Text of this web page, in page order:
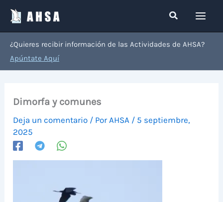
contenido
Buscar
¿Quieres recibir información de las Actividades de AHSA?
Apúntate Aquí
Dimorfa y comunes
Deja un comentario / Por AHSA / 5 septiembre,
2025